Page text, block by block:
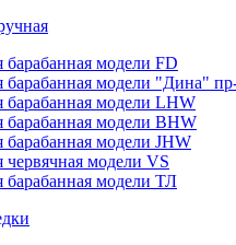
барабанная модели FD
барабанная модели "Дина"
барабанная модели LHW
барабанная модели BHW
барабанная модели JHW
червячная модели VS
барабанная модели ТЛ